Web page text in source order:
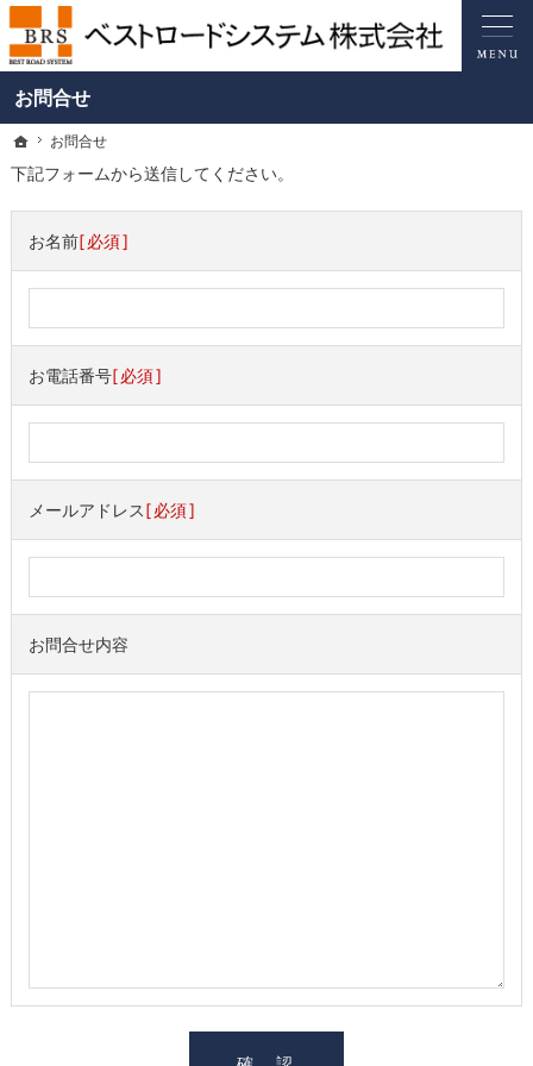
お問合せ
ベストロードシステム｜BRS｜安心の中古車保証・ロードサービスをご提供
中古車保証・ロードサービス(コールセンター24時間対応)・フロントガラス修理
ホーム
お問合せ
下記フォームから送信してください。
お名前 必須
お電話番号 必須
メールアドレス 必須
お問合せ内容
ホーム
お問合せ